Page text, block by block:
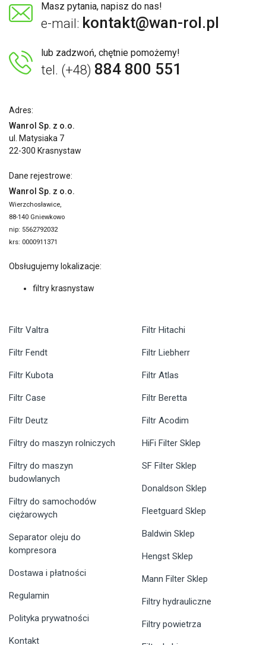
Masz pytania, napisz do nas!
e-mail: kontakt@wan-rol.pl
lub zadzwoń, chętnie pomożemy!
tel. (+48) 884 800 551
Adres:
Wanrol Sp. z o.o.
ul. Matysiaka 7
22-300 Krasnystaw
Dane rejestrowe:
Wanrol Sp. z o.o.
Wierzchosławice,
88-140 Gniewkowo
nip: 5562792032
krs: 0000911371
Obsługujemy lokalizacje:
filtry krasnystaw
Filtr Valtra
Filtr Fendt
Filtr Kubota
Filtr Case
Filtr Deutz
Filtr Hitachi
Filtr Liebherr
Filtr Atlas
Filtr Beretta
Filtr Acodim
Filtry do maszyn rolniczych
Filtry do maszyn
budowlanych
Filtry do samochodów
ciężarowych
Separator oleju do
kompresora
Dostawa i płatności
Regulamin
Polityka prywatności
Kontakt
HiFi Filter Sklep
SF Filter Sklep
Donaldson Sklep
Fleetguard Sklep
Baldwin Sklep
Hengst Sklep
Mann Filter Sklep
Filtry hydrauliczne
Filtry powietrza